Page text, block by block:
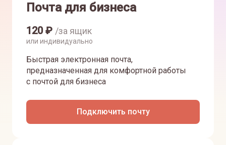
Почта для бизнеса
120₽ /за ящик
или индивидуально
Быстрая электронная почта,
предназначенная для комфортной работы
с почтой для бизнеса
Подключить почту